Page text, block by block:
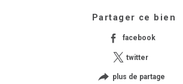
Partager ce bien
facebook
twitter
plus de partage